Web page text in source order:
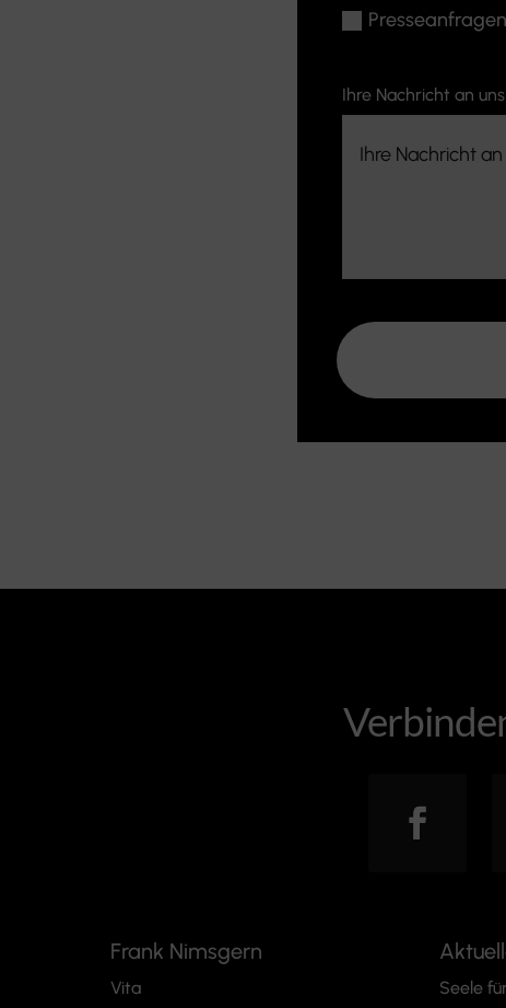
Ihre Nachricht an uns
Frank Nimsgern
Vita Seele